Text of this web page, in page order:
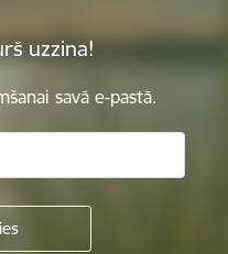
uzzina!
savā e-pastā.